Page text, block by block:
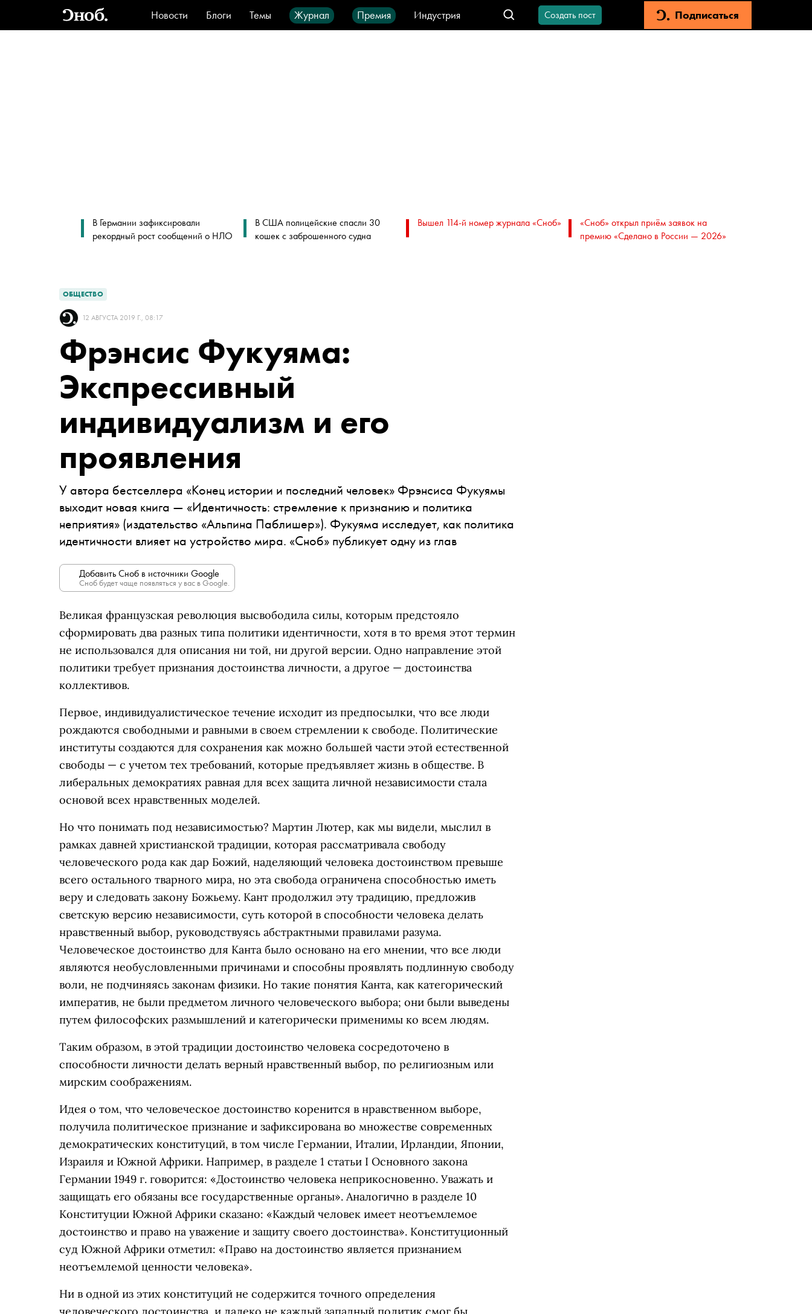
Новости Блоги Темы Журнал Премия
Индустрия
Стиль
Видео Город IT-продукты
Создать пост Подписаться
В Германии зафиксировали
рекордный рост сообщений о НЛО
В США полицейские спасли 30
кошек с заброшенного судна
Вышел 114-й номер журнала «Сноб»
«Сноб» открыл приём заявок на
премию «Сделано в России — 2026»
ОБЩЕСТВО
12 АВГУСТА 2019 Г., 08:17
Фрэнсис Фукуяма:
Экспрессивный
индивидуализм и его
проявления
У автора бестселлера «Конец истории и последний человек» Фрэнсиса Фукуямы
выходит новая книга — «Идентичность: стремление к признанию и политика
неприятия» (издательство «Альпина Паблишер»). Фукуяма исследует, как политика
идентичности влияет на устройство мира. «Сноб» публикует одну из глав
Добавить Сноб в источники Google
Сноб будет чаще появляться у вас в Google.
Великая французская революция высвободила силы, которым предстояло
сформировать два разных типа политики идентичности, хотя в то время этот термин
не использовался для описания ни той, ни другой версии. Одно направление этой
политики требует признания достоинства личности, а другое — достоинства
коллективов.
Первое, индивидуалистическое течение исходит из предпосылки, что все люди
рождаются свободными и равными в своем стремлении к свободе. Политические
институты создаются для сохранения как можно большей части этой естественной
свободы — с учетом тех требований, которые предъявляет жизнь в обществе. В
либеральных демократиях равная для всех защита личной независимости стала
основой всех нравственных моделей.
Но что понимать под независимостью? Мартин Лютер, как мы видели, мыслил в
рамках давней христианской традиции, которая рассматривала свободу
человеческого рода как дар Божий, наделяющий человека достоинством превыше
всего остального тварного мира, но эта свобода ограничена способностью иметь
веру и следовать закону Божьему. Кант продолжил эту традицию, предложив
светскую версию независимости, суть которой в способности человека делать
нравственный выбор, руководствуясь абстрактными правилами разума.
Человеческое достоинство для Канта было основано на его мнении, что все люди
являются необусловленными причинами и способны проявлять подлинную свободу
воли, не подчиняясь законам физики. Но такие понятия Канта, как категорический
императив, не были предметом личного человеческого выбора; они были выведены
путем философских размышлений и категорически применимы ко всем людям.
Таким образом, в этой традиции достоинство человека сосредоточено в
способности личности делать верный нравственный выбор, по религиозным или
мирским соображениям.
Идея о том, что человеческое достоинство коренится в нравственном выборе,
получила политическое признание и зафиксирована во множестве современных
демократических конституций, в том числе Германии, Италии, Ирландии, Японии,
Израиля и Южной Африки. Например, в разделе 1 статьи I Основного закона
Германии 1949 г. говорится: «Достоинство человека неприкосновенно. Уважать и
защищать его обязаны все государственные органы». Аналогично в разделе 10
Конституции Южной Африки сказано: «Каждый человек имеет неотъемлемое
достоинство и право на уважение и защиту своего достоинства». Конституционный
суд Южной Африки отметил: «Право на достоинство является признанием
неотъемлемой ценности человека».
Ни в одной из этих конституций не содержится точного определения